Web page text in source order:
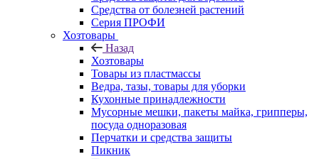
Средства от болезней растений
Серия ПРОФИ
Хозтовары
Назад
Хозтовары
Товары из пластмассы
Ведра, тазы, товары для уборки
Кухонные принадлежности
Мусорные мешки, пакеты майка, грипперы,
посуда одноразовая
Перчатки и средства защиты
Пикник